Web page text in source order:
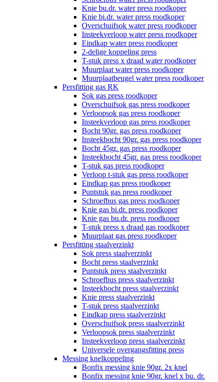
Knie bu.dr. water press roodkoper
Knie bi.dr. water press roodkoper
Overschuifsok water press roodkoper
Insteekverloop water press roodkoper
Eindkap water press roodkoper
2-delige koppeling press
T-stuk press x draad water roodkoper
Muurplaat water press roodkoper
Muurplaatbeugel water press roodkoper
Persfitting gas RK
Sok gas press roodkoper
Overschuifsok gas press roodkoper
Verloopsok gas press roodkoper
Insteekverloop gas press roodkoper
Bocht 90gr. gas press roodkoper
Insteekbocht 90gr. gas press roodkoper
Bocht 45gr. gas press roodkoper
Insteekbocht 45gr. gas press roodkoper
T-stuk gas press roodkoper
Verloop t-stuk gas press roodkoper
Eindkap gas press roodkoper
Puntstuk gas press roodkoper
Schroefbus gas press roodkoper
Knie gas bi.dr. press roodkoper
Knie gas bu.dr. press roodkoper
T-stuk press x draad gas roodkoper
Muurplaat gas press roodkoper
Persfitting staalverzinkt
Sok press staalverzinkt
Bocht press staalverzinkt
Puntstuk press staalverzinkt
Schroefbus press staalverzinkt
Insteekbocht press staalverzinkt
Knie press staalverzinkt
T-stuk press staalverzinkt
Eindkap press staalverzinkt
Overschuifsok press staalverzinkt
Verloopsok press staalverzinkt
Insteekverloop press staalverzinkt
Universele overgangsfitting press
Messing knelkoppeling
Bonfix messing knie 90gr. 2x knel
Bonfix messing knie 90gr. knel x bu. dr.